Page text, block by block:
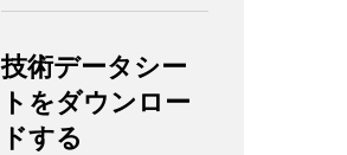
技術データシー
トをダウンロー
ドする